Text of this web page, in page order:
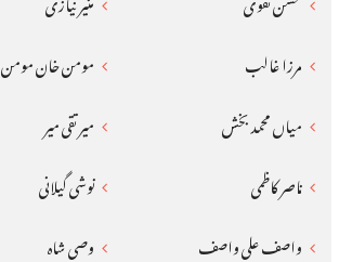
مرزا غالب
مومن خان مومن
میاں محمد بخش
میر تقی میر
ناصر کاظمی
نوشی گیلانی
واصف علی واصف
وصی شاہ